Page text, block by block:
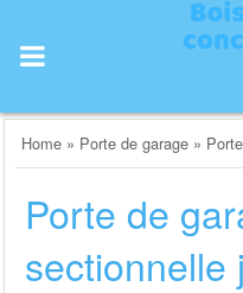
content
Home » Porte de garage »
Porte de
sectionnelle